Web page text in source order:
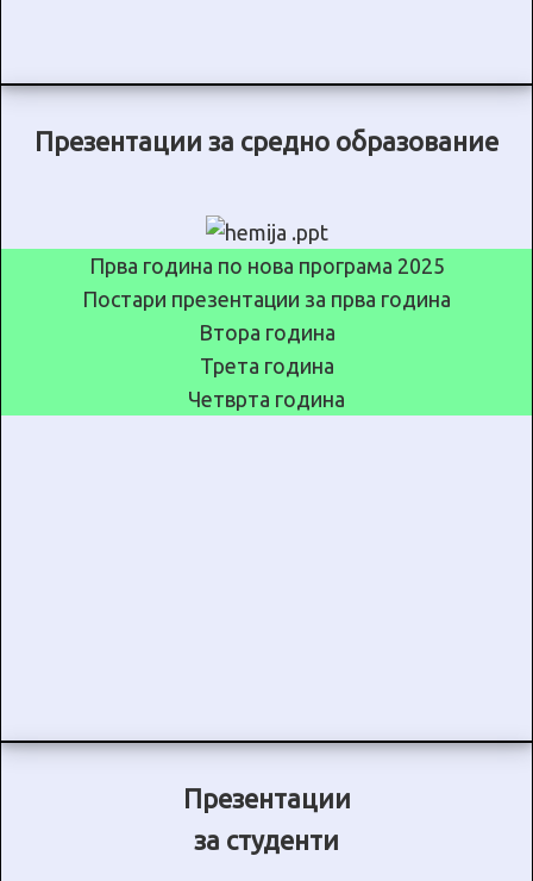
Презентации за средно образование
Прва година по нова програма 2025
Постари презентации за прва година
Втора година
Трета година
Четврта година
Презентации
за студенти